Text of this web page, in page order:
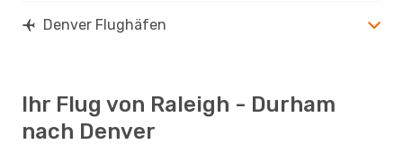
Denver Flughäfen
Ihr Flug von Raleigh - Durham
nach Denver